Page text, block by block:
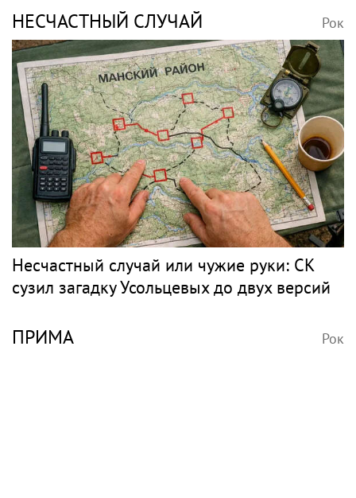
НЕСЧАСТНЫЙ СЛУЧАЙ Рок
Несчастный случай или чужие руки: СК
сузил загадку Усольцевых до двух версий
ПРИМА Рок